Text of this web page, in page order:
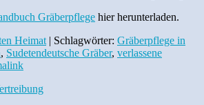
Gräberpflege hier herunterladen.
Heimat | Schlagwörter: Gräberpflege in
, Sudetendeutsche Gräber, verlassene